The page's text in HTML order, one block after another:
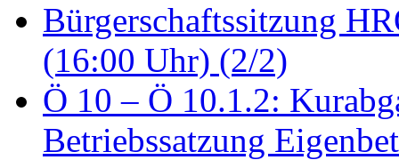
Bürgerschaftssitzung
(16:00 Uhr) (2/2)
Ö 10 – Ö 10.1.2:
Betriebssatzung